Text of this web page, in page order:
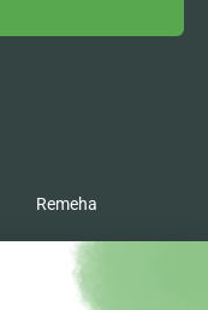
Remeha
Intergas